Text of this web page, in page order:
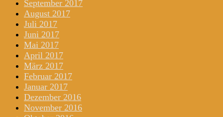
September 2017
August 2017
Juli 2017
Juni 2017
Mai 2017
April 2017
März 2017
Februar 2017
Januar 2017
Dezember 2016
November 2016